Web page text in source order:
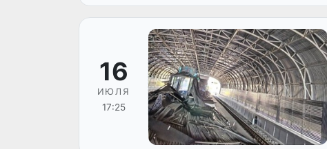
16
ИЮЛЯ
17:25